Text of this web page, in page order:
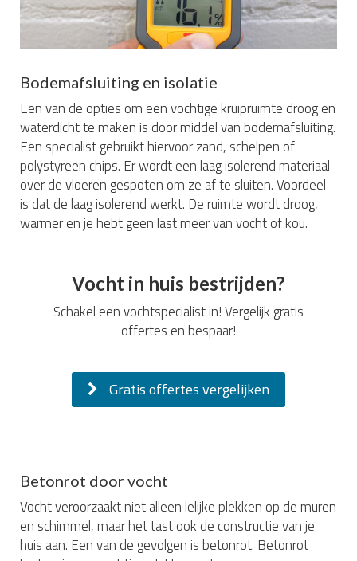
Bodemafsluiting en isolatie
Een van de opties om een vochtige kruipruimte droog en
waterdicht te maken is door middel van bodemafsluiting.
Een specialist gebruikt hiervoor zand, schelpen of
polystyreen chips. Er wordt een laag isolerend materiaal
over de vloeren gespoten om ze af te sluiten. Voordeel
is dat de laag isolerend werkt. De ruimte wordt droog,
warmer en je hebt geen last meer van vocht of kou.
Vocht in huis bestrijden?
Schakel een vochtspecialist in! Vergelijk gratis
offertes en bespaar!
Gratis offertes vergelijken
Betonrot door vocht
Vocht veroorzaakt niet alleen lelijke plekken op de muren
en schimmel, maar het tast ook de constructie van je
huis aan. Een van de gevolgen is betonrot. Betonrot